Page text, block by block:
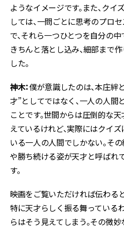
ようなイメージです。また、ク
しては、一問ごとに思考のプロ
で、それら一つひとつを自分の
きちんと落とし込み、細部まで
した。
神木：僕が意識したのは、本庄絆
才”としてではなく、一人の人間
ことです。世間からは圧倒的な
えているけれど、実際にはクイ
いる一人の人間でしかない。そ
や勝ち続ける姿が天才と呼ばれ
す。
映画をご覧いただければ伝わる
特に天才らしく振る舞っている
らはそう見えてしまう。その微